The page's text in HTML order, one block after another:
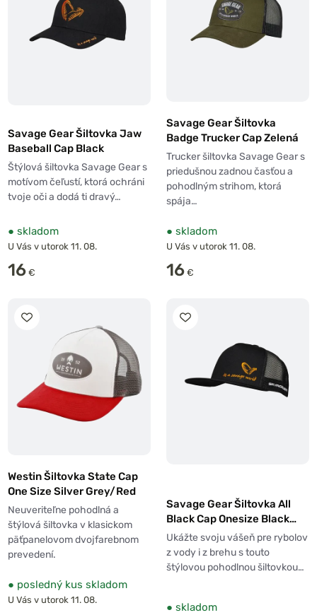
Savage Gear Šiltovka Jaw
Baseball Cap Black
Štýlová šiltovka Savage Gear s
motívom čeľustí, ktorá ochráni
tvoje oči a dodá ti dravý…
● skladom
U Vás v utorok 11. 08.
16 €
Savage Gear Šiltovka
Badge Trucker Cap Zelená
Trucker šiltovka Savage Gear s
priedušnou zadnou časťou a
pohodlným strihom, ktorá
spája…
● skladom
U Vás v utorok 11. 08.
16 €
Westin Šiltovka State Cap
One Size Silver Grey/Red
Neuveriteľne pohodlná a
štýlová šiltovka v klasickom
päťpanelovom dvojfarebnom
prevedení.
● posledný kus skladom
U Vás v utorok 11. 08.
Savage Gear Šiltovka All
Black Cap Onesize Black
Caviar
Ukážte svoju vášeň pre rybolov
z vody i z brehu s touto
štýlovou pohodlnou šiltovkou…
● skladom